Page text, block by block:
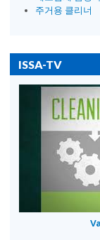
주거용 클리너
ISSA-TV